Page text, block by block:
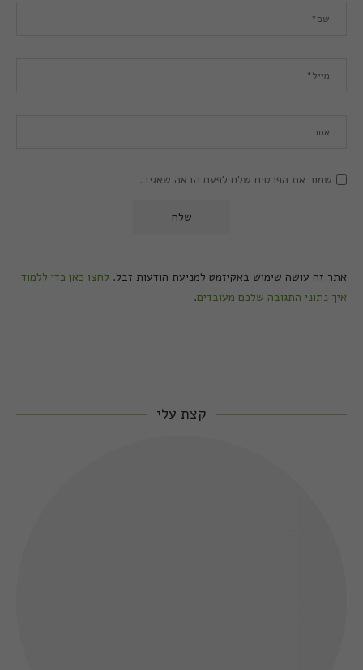
שמור את הפרטים שלח לפעם הבאה שאגיב.
אתר זה עושה שימוש באקיזמט למניעת הודעות זבל. לחצו כאן כדי ללמוד
איך נתוני התגובה שלכם מעובדים.
קצת עלי